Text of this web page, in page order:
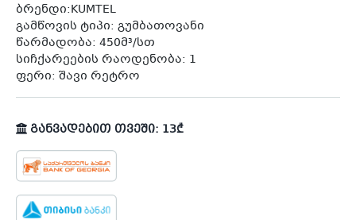
ბრენდი:KUMTEL
გამწოვის ტიპი: გუმბათოვანი
წარმადობა: 450მ³/სთ
სიჩქარეების რაოდენობა: 1
ფერი: შავი რეტრო
განვადებით თვეში: 13₾